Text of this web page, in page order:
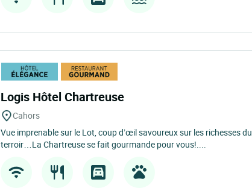
Logis Hôtel Chartreuse
Cahors
Vue imprenable sur le Lot, coup d’œil savoureux sur les richesses du
terroir…La Chartreuse se fait gourmande pour vous!....